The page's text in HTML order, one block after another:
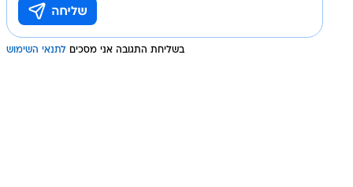
בשליחת התגובה אני מסכים לתנאי השימוש